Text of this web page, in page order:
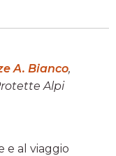
A. Bianco,
Alpi
e al viaggio